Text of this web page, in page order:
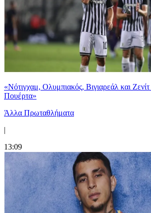
«Νότιγχαμ, Ολυμπιακός, Βιγιαρεάλ και Ζενίτ
Πουέρτα»
Άλλα Πρωταθλήματα
|
13:09